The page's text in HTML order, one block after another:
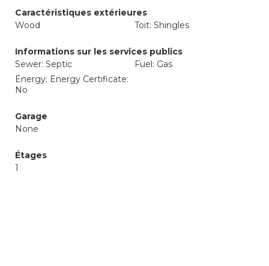
Caractéristiques extérieures
Wood
Toit: Shingles
Informations sur les services publics
Sewer: Septic
Fuel: Gas
Energy: Energy Certificate:
No
Garage
None
Étages
1